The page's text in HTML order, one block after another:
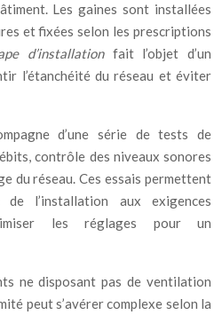
Les gaines sont installées
et fixées selon les prescriptions
d’installationfait l’objet d’un
l’étanchéité du réseau et éviter
d’une série de tests de
contrôle des niveaux sonores
du réseau. Ces essais permettent
l’installation aux exigences
les réglages pour un
ne disposant pas de ventilation
peut s’avérer complexe selon la